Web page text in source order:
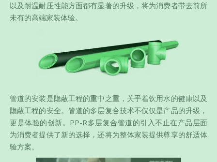
以及耐温耐压性能方面都有显著的升级，将为消费者带去前所
未有的高端家装体验。
管道的安装是隐蔽工程的重中之重，关乎着饮用水的健康以及
隐蔽工程的安全。管道的多层复合技术不仅仅是产品的升级，
更是体验的创新。PP-R多层复合管道的引入不止在产品层面
为消费者提供了新的选择，还将为整体家装提供尊享的舒适体
验方案。